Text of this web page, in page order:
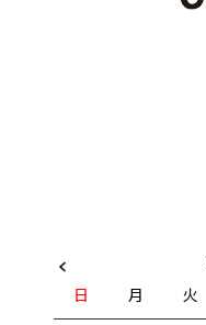
日
月 火